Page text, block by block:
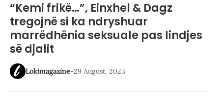
“Kemi frikë…”, Einxhel & Dagz
tregojnë si ka ndryshuar
marrëdhënia seksuale pas lindjes
së djalit
Lokimagazine-29 August, 2023